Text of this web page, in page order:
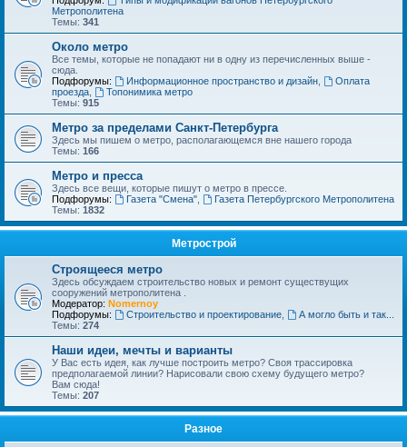
Метрополитена
Темы: 341
Около метро
Все темы, которые не попадают ни в одну из перечисленных выше -
сюда.
Подфорумы:
Информационное пространство и дизайн,
Оплата
проезда
Топонимика метро
Темы: 915
Метро за пределами Санкт-Петербурга
Здесь мы пишем о метро, располагающемся вне нашего города
Темы: 166
Метро и пресса
Здесь все вещи, которые пишут о метро в прессе.
Подфорумы:
Газета "Смена",
Газета Петербургского Метрополитена
Темы: 1832
Метрострой
Строящееся метро
Здесь обсуждаем строительство новых и ремонт существущих
сооружений метрополитена .
Модератор: Nomernoy
Подфорумы:
Строительство и проектирование,
А могло быть и так...
Темы: 274
Наши идеи, мечты и варианты
У Вас есть идея, как лучше построить метро? Своя трассировка
предполагаемой линии? Нарисовали свою схему будущего метро?
Вам сюда!
Темы: 207
Разное